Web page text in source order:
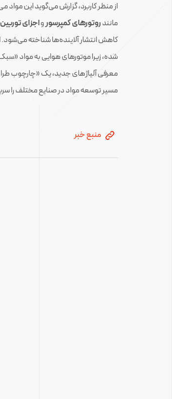
از منظر کاربرد، گزارش می‌گوید این
مانندروتورهای کمپرسورواجزای توربین
کاهش انتشار آلاینده‌ها شناخته
شده، زیرا موتورهای هوایی به مواد «سبک
معرفی آلیاژهای جدید، یک «چارچوب
مسیر توسعه مواد در صنایع مختلف را
منبع خبر